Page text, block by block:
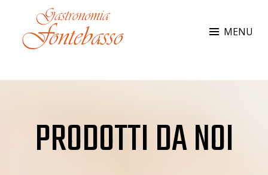
MENU
PRODOTTI DA NOI